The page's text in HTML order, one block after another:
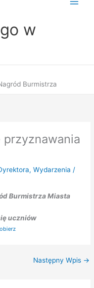
w
Burmistrza
,Wydarzenia /
Burmistrza Miasta
uczniów
Następny Wpis →